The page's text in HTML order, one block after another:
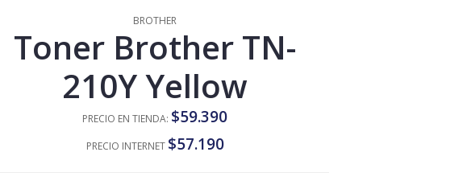
BROTHER
Toner Brother TN-
210Y Yellow
PRECIO EN TIENDA: $59.390
PRECIO INTERNET $57.190